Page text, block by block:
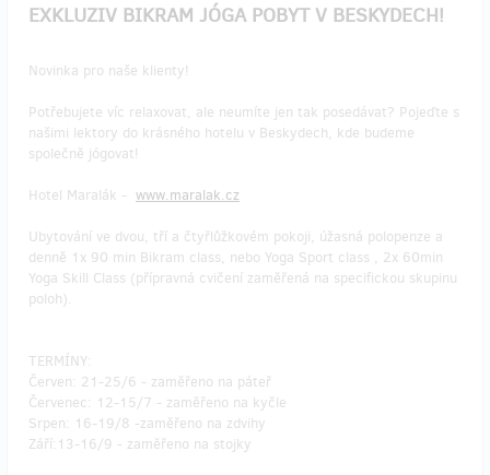
EXKLUZIV BIKRAM JÓGA POBYT V BESKYDECH!
Novinka pro naše klienty!
Potřebujete víc relaxovat, ale neumíte jen tak posedávat? Pojeďte s
našimi lektory do krásného hotelu v Beskydech, kde budeme
společně jógovat!
Hotel Maralák - www.maralak.cz
Ubytování ve dvou, tří a čtyřlůžkovém pokoji, úžasná polopenze a
denně 1x 90 min Bikram class, nebo Yoga Sport class , 2x 60min
Yoga Skill Class (přípravná cvičení zaměřená na specifickou skupinu
poloh).
TERMÍNY:
Červen: 21-25/6 - zaměřeno na páteř
Červenec: 12-15/7 - zaměřeno na kyčle
Srpen: 16-19/8 -zaměřeno na zdvihy
Září:13-16/9 - zaměřeno na stojky